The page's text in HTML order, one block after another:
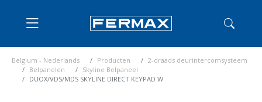
Belgium - Nederlands Producten
2-draads deurintercomsysteem
Belpanelen
Skyline Belpaneel
DUOX/VDS/MDS SKYLINE DIRECT KEYPAD W